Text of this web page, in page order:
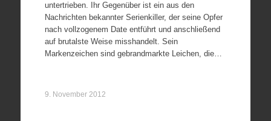
untertrieben. Ihr Gegenüber ist ein aus den
Nachrichten bekannter Serienkiller, der seine Opfer
nach vollzogenem Date entführt und anschließend
auf brutalste Weise misshandelt. Sein
Markenzeichen sind gebrandmarkte Leichen, die…
9. November 2012